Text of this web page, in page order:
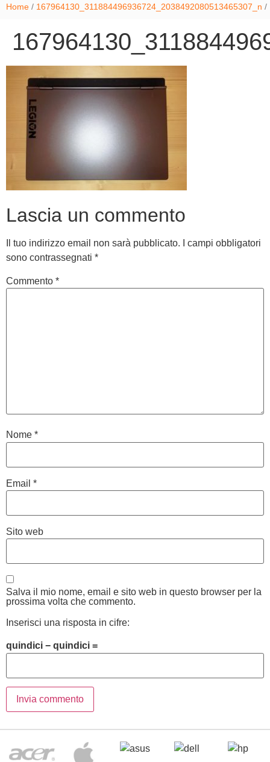
Home / 167964130_311884496936724_2038492080513465307_n /
Lascia un commento
Il tuo indirizzo email non sarà pubblicato.
I campi obbligatori
sono contrassegnati *
Commento *
Nome *
Email *
Sito web
Salva il mio nome, email e sito web in questo browser per la
prossima volta che commento.
Inserisci una risposta in cifre:
quindici − quindici =